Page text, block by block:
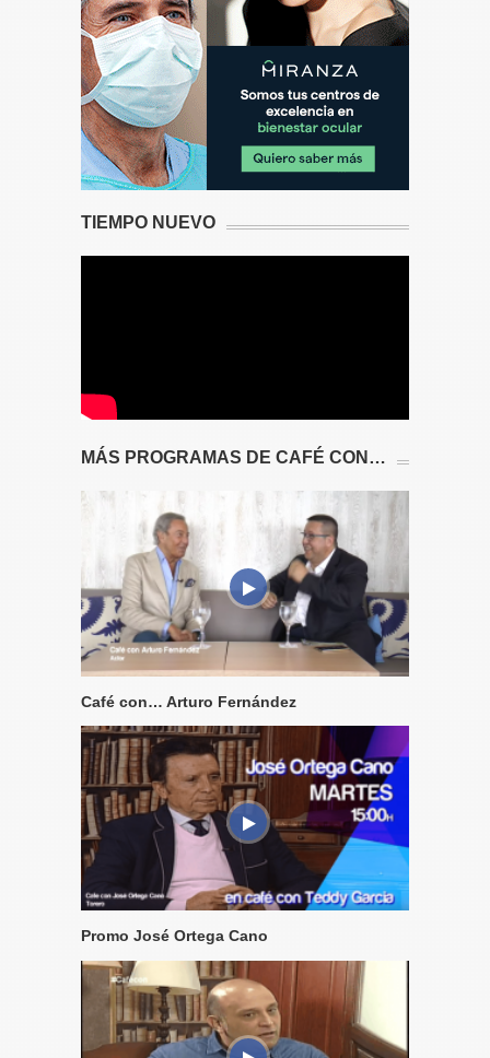
TIEMPO NUEVO
MÁS PROGRAMAS DE CAFÉ CON…
Café con… Arturo Fernández
Promo José Ortega Cano